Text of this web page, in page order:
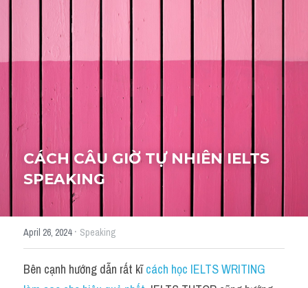
Cách diễn đạt
IELTS Videos - Ebook
Điểm báo
Idiom
Khác
Từ vựng theo topic
Từ vựng theo Topic
Vocabulary - Grammar
CÁCH CÂU GIỜ TỰ NHIÊN IELTS
SPEAKING
April 26, 2024· Speaking
Bên cạnh hướng dẫn rất kĩ cách học IELTS WRITING